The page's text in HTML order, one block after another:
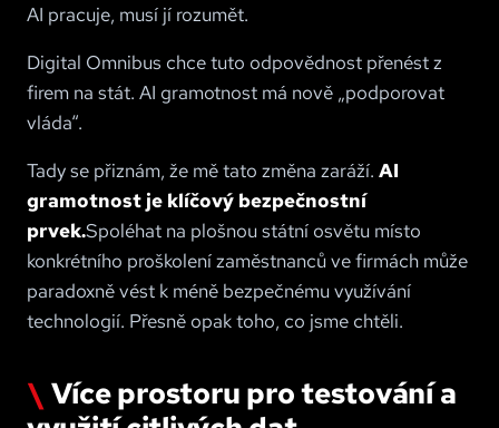
AI pracuje, musí jí rozumět.
Digital Omnibus chce tuto odpovědnost přenést z
firem na stát. AI gramotnost má nově „podporovat
vláda“.
Tady se přiznám, že mě tato změna zaráží. AI
gramotnost je klíčový bezpečnostní
prvek.Spoléhat na plošnou státní osvětu místo
konkrétního proškolení zaměstnanců ve firmách může
paradoxně vést k méně bezpečnému využívání
technologií. Přesně opak toho, co jsme chtěli.
Více prostoru pro testování a